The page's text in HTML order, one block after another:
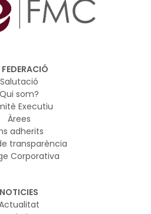
FEDERACIÓ
Salutació
Qui som?
Executiu
Àrees
adherits
transparència
Corporativa
NOTICIES